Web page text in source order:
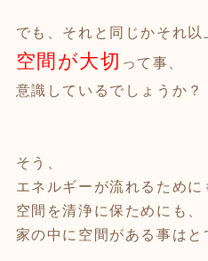
でも、それと同じかそれ以
空間が大切 って事、
意識しているでしょうか？
そう、
エネルギーが流れるために
空間を清浄に保ためにも、
家の中に空間がある事はと